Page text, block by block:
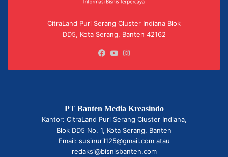
CitraLand Puri Serang Cluster Indiana Blok
DD5, Kota Serang, Banten 42162
Facebook
YouTube
PT Banten Media Kreasindo
Kantor: CitraLand Puri Serang Cluster Indiana,
Blok DD5 No. 1, Kota Serang, Banten
Email: susinuril125@gmail.com atau
redaksi@bisnisbanten.com